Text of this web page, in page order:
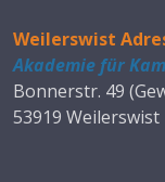
Weilerswist
Akademie für
Bonnerstr. 49
53919 Weilerswist